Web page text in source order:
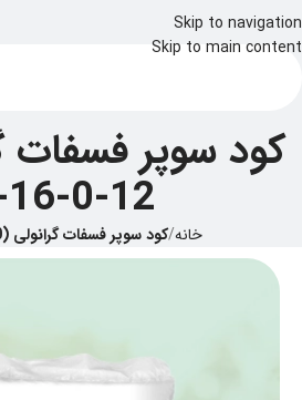
Skip to navigation
Skip to main content
12-0-16-0)
خانه/کود سوپر فسفات گرانولی (0-12-0-16-0)